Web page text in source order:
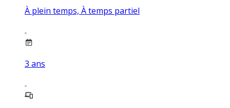
À plein temps, À temps partiel
3 ans